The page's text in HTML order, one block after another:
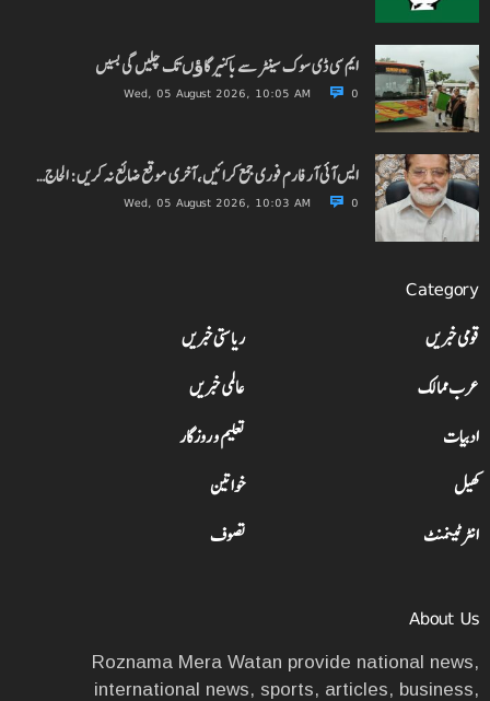
ایم سی ڈی سوک سینٹر سے باکنیر گاﺅں تک چلیں گی بسیں
Wed, 05 August 2026, 10:05 AM 0
ایس آئی آر فارم فوری جمع کرائیں، آخری موقع ضائع نہ کریں: الحاج…
Wed, 05 August 2026, 10:03 AM 0
Category
قومی خبریں
ریاستی خبریں
عرب ممالک
عالمی خبریں
ادبیات
تعلیم و روزگار
کھیل
خواتین
انٹرٹینمنٹ
تصوف
About Us
Roznama Mera Watan provide national news,
international news, sports, articles, business,